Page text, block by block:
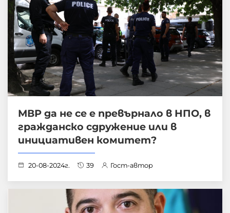
МВР да не се е превърнало в НПО, в
гражданско сдружение или в
инициативен комитет?
20-08-2024г. 39 Гост-автор